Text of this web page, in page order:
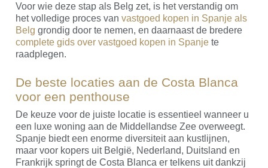
Voor wie deze stap als Belg zet, is het verstandig om
het volledige proces vanvastgoed kopen in Spanje als
Belg grondig door te nemen, en daarnaast de bredere
complete gids over vastgoed kopen in Spanje te
raadplegen.
De beste locaties aan de Costa Blanca
voor een penthouse
De keuze voor de juiste locatie is essentieel wanneer u
een luxe woning aan de Middellandse Zee overweegt.
Spanje biedt een enorme diversiteit aan kustlijnen,
maar voor kopers uit België, Nederland, Duitsland en
Frankrijk springt de Costa Blanca er telkens uit dankzij